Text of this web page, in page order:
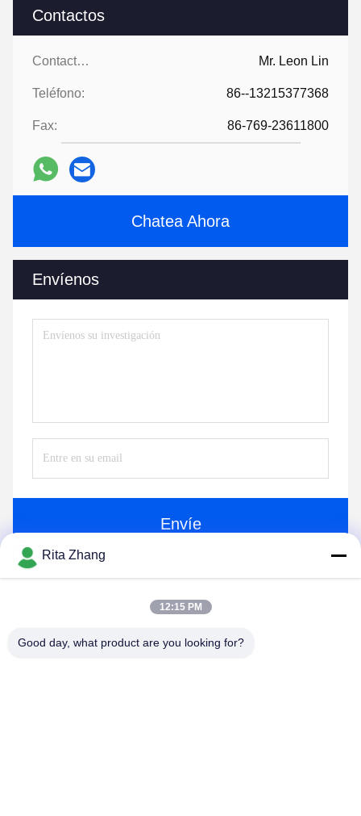
Contactos
Contactos: Mr. Leon Lin
Teléfono: 86--13215377368
Fax: 86-769-23611800
Chatea Ahora
Envíenos
Envíe
GUANGDONG SHANAN TECHNOLOGY
Rita Zhang
12:15 PM
Good day, what product are you looking for?